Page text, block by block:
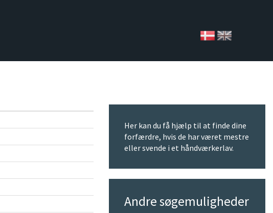
Her kan du få hjælp til at finde dine
forfærdre, hvis de har været mestre
eller svende i et håndværkerlav.
Andre søgemuligheder